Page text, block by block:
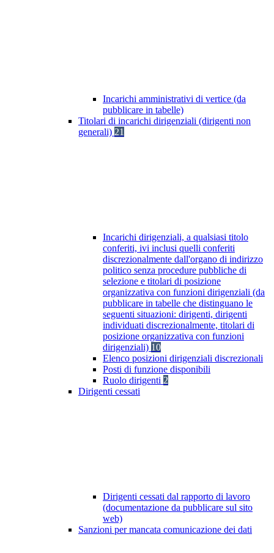
Incarichi amministrativi di vertice (da
pubblicare in tabelle)
Titolari di incarichi dirigenziali (dirigenti non
generali) 21
Incarichi dirigenziali, a qualsiasi titolo
conferiti, ivi inclusi quelli conferiti
discrezionalmente dall'organo di indirizzo
politico senza procedure pubbliche di
selezione e titolari di posizione
organizzativa con funzioni dirigenziali (da
pubblicare in tabelle che distinguano le
seguenti situazioni: dirigenti, dirigenti
individuati discrezionalmente, titolari di
posizione organizzativa con funzioni
dirigenziali) 10
Elenco posizioni dirigenziali discrezionali
Posti di funzione disponibili
Ruolo dirigenti 2
Dirigenti cessati
Dirigenti cessati dal rapporto di lavoro
(documentazione da pubblicare sul sito
web)
Sanzioni per mancata comunicazione dei dati